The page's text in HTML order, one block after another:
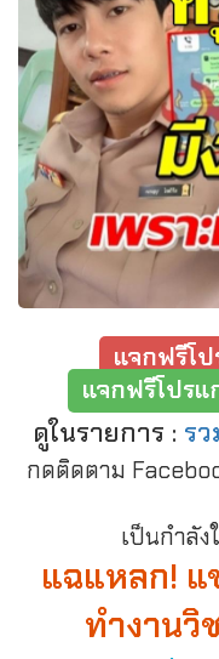
แจกฟรีโป
แจกฟรีโปร
ดูในรายการ : ร
กดติดตาม
เป็นกำลัง
แฉแหลก! แ
ทำงานวิ